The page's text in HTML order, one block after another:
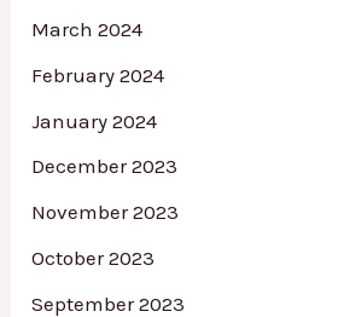
March 2024
February 2024
January 2024
December 2023
November 2023
October 2023
September 2023